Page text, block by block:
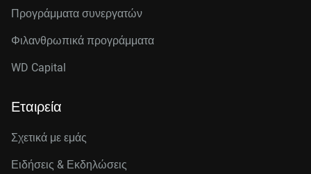
Προγράμματα συνεργατών
Φιλανθρωπικά προγράμματα
WD Capital
Εταιρεία
Σχετικά με εμάς
Ειδήσεις & Εκδηλώσεις